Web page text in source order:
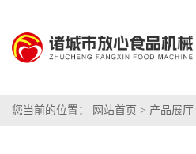
您当前的位置： 网站首页 > 产品展厅